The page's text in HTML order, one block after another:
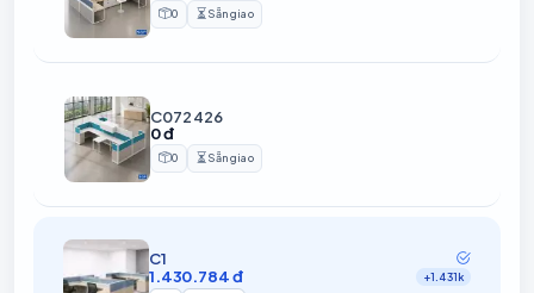
Sản phẩm
0 Thời gian chuẩn bị
Sẵn giao
C072426
0 đ
Sản phẩm
0 Thời gian chuẩn bị
Sẵn giao
C1
1.430.784 đ
+1.431k